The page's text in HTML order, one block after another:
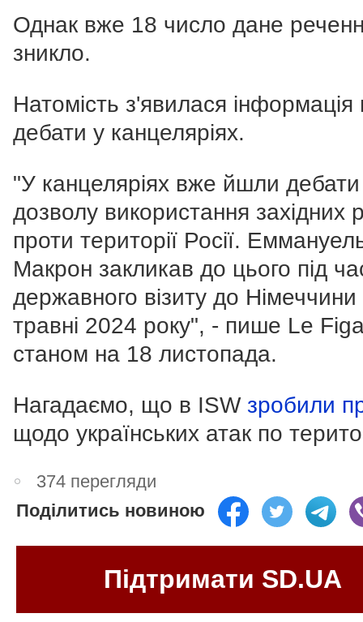
Однак вже 18 число дане
зникло.
Натомість з'явилася інформація
дебати у канцеляріях.
"У канцеляріях вже йшли
дозволу використання західних
проти території Росії.
Макрон закликав до цього під
державного візиту до Німеччини
травні 2024 року", - пише Le
станом на 18 листопада.
Нагадаємо, що в ISW зробили
щодо українських атак по
374 перегляди
Поділитись новиною
Підтримати SD.UA